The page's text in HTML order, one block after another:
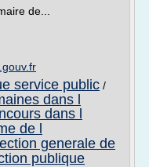
de...
service public /
dans l
dans l
de l
generale de
publique